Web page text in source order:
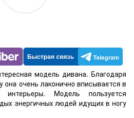
модель дивана. Благодаря
она очень лаконично вписывается в
Модель пользуется
энергичных людей идущих в ногу